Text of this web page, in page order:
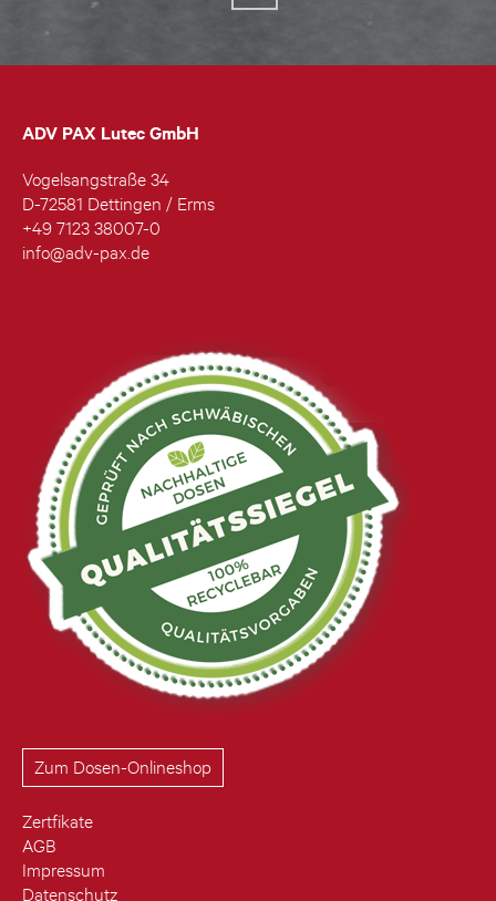
ADV PAX Lutec GmbH
Vogelsangstraße 34
D-72581 Dettingen / Erms
+49 7123 38007-0
info@adv-pax.de
Zum Dosen-Onlineshop
Zertfikate
AGB
Impressum
Datenschutz